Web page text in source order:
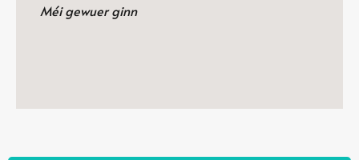
Méi gewuer ginn